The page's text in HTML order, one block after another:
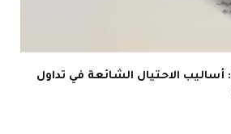
مراجعة Colbari.com: أساليب الاحتيال الشائعة في تداول